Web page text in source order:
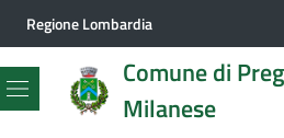
Regione Lombardia
Comune di
Milanese
Menu